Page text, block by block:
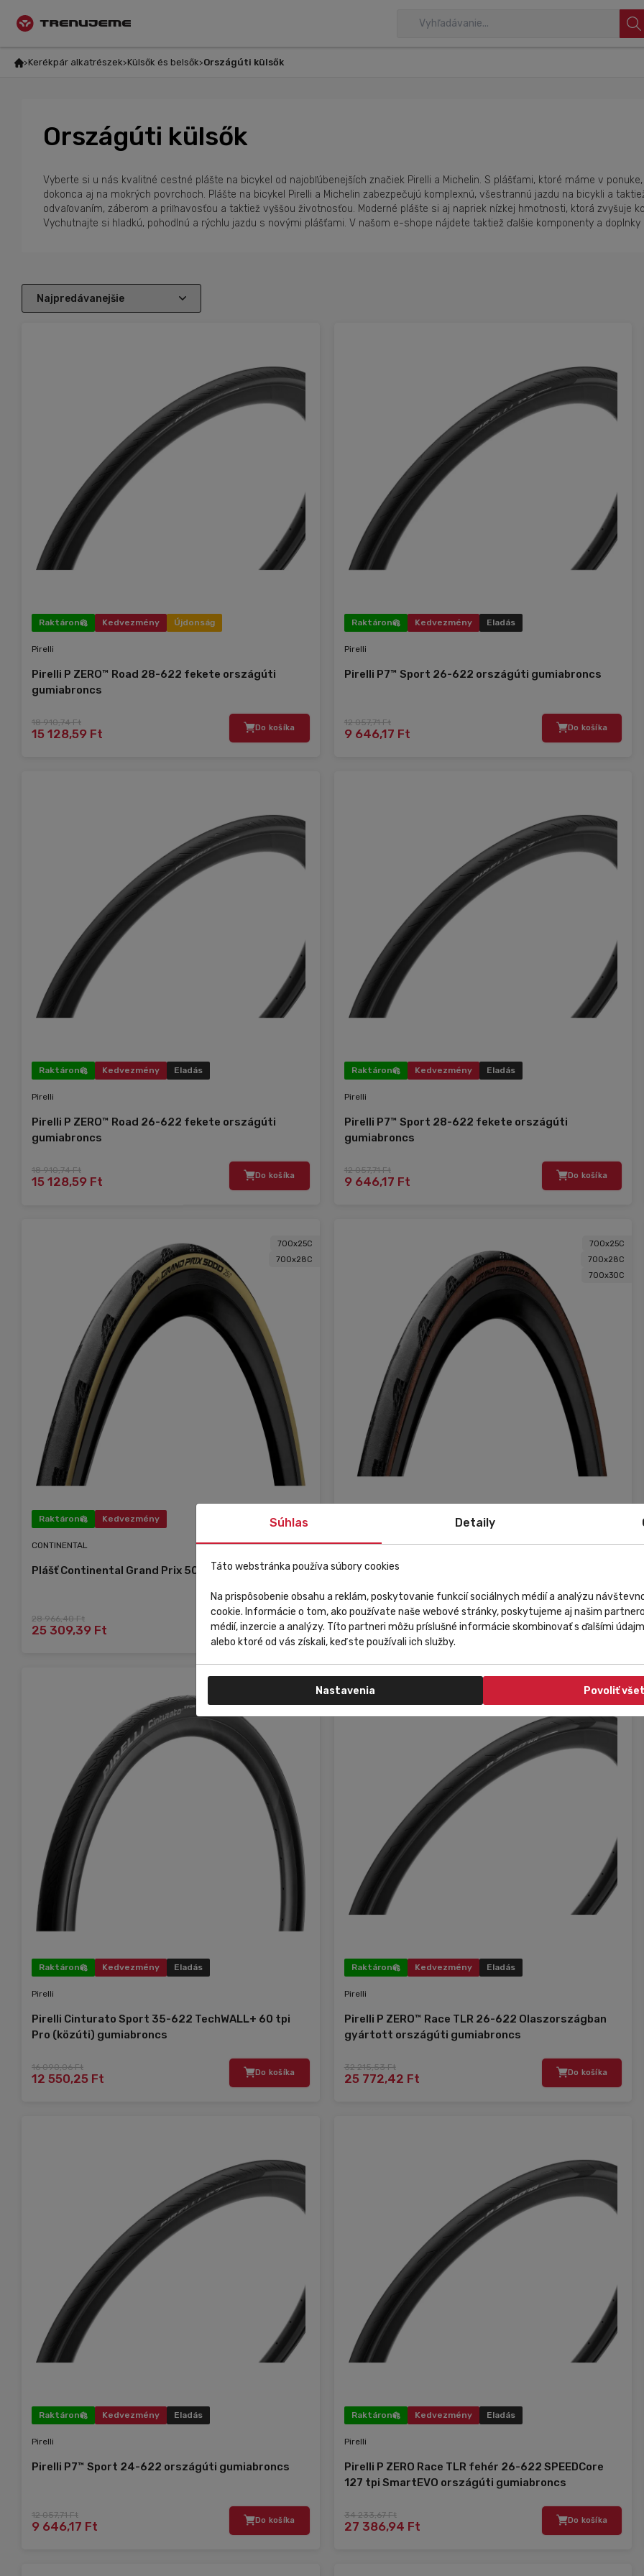
Kerékpár alkatrészek Külsők és belsők Országúti külsők
Országúti külsők
Vyberte si u nás kvalitné cestné plášte na bicykel od najobľúbenejších značiek Pirelli a Michelin. S plášťami, ktoré máme v
dokonca aj na mokrých povrchoch. Plášte na bicykel Pirelli a Michelin zabezpečujú komplexnú, všestrannú jazdu na bicykli a
odvaľovaním, záberom a priľnavosťou a taktiež vyššou životnosťou. Moderné plášte si aj napriek nízkej hmotnosti, ktorá zvyšuje
Vychutnajte si hladkú, pohodlnú a rýchlu jazdu s novými plášťami. V našom e-shope nájdete taktiež ďalšie komponenty a
Raktáron Kedvezmény Újdonság
Pirelli
Pirelli P ZERO™ Road 28-622 fekete országúti
gumiabroncs
18 910,74 Ft
15 128,59 Ft Do košíka
Raktáron Kedvezmény Eladás
Pirelli
Pirelli P7™ Sport 26-622 országúti gumiabroncs
12 057,71 Ft
9 646,17 Ft Do košíka
Raktáron Kedvezmény Eladás
Pirelli
Pirelli P ZERO™ Road 26-622 fekete országúti
gumiabroncs
18 910,74 Ft
15 128,59 Ft Do košíka
Raktáron Kedvezmény Eladás
Pirelli
Pirelli P7™ Sport 28-622 fekete országúti
gumiabroncs
12 057,71 Ft
9 646,17 Ft Do košíka
700x25C
700x28C
Raktáron Kedvezmény
CONTINENTAL
Plášť Continental Grand Prix 5000 TdF kevlar
28 966,40 Ft
25 309,39 Ft Do košíka
700x25C
700x28C
700x30C
Kedvezmény
CONTINENTAL
Plášť Continental Grand Prix 5000 S TR transparent
34 035,52 Ft
31 464,75 Ft Do košíka
Raktáron Kedvezmény Eladás
Pirelli
Pirelli Cinturato Sport 35-622 TechWALL+ 60 tpi
Pro (közúti) gumiabroncs
16 090,06 Ft
12 550,25 Ft Do košíka
Raktáron Kedvezmény Eladás
Pirelli
Pirelli P ZERO™ Race TLR 26-622 Olaszországban
gyártott országúti gumiabroncs
32 215,53 Ft
25 772,42 Ft Do košíka
Raktáron Kedvezmény Eladás
Pirelli
Pirelli P7™ Sport 24-622 országúti gumiabroncs
12 057,71 Ft
9 646,17 Ft Do košíka
Raktáron Kedvezmény Eladás
Pirelli
Pirelli P ZERO Race TLR fehér 26-622 SPEEDCore
127 tpi SmartEVO országúti gumiabroncs
34 233,67 Ft
27 386,94 Ft Do košíka
Súhlas Detaily
Táto webstránka používa súbory cookies
Na prispôsobenie obsahu a reklám, poskytovanie funkcií sociálnych médií a analýzu
cookie. Informácie o tom, ako používate naše webové stránky, poskytujeme aj našim
médií, inzercie a analýzy. Títo partneri môžu príslušné informácie skombinovať s ďalšími
alebo ktoré od vás získali, keď ste používali ich služby.
Nastavenia Povoliť